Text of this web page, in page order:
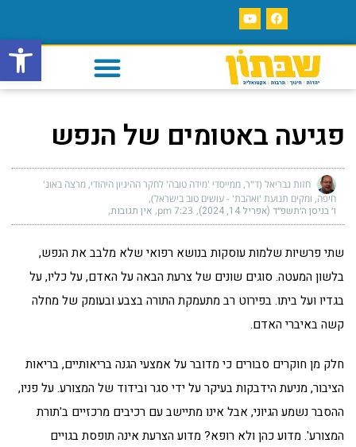
פתח
פגיעה באטומים של הנפש
חזות גבריאל (ד"ר, ממייסדי 'מידה טובה' לחקר ההיגיון היהודי, מרצה באונ'
חיפה, ומקים תנועת 'ואהבת' - עושים טוב בישראל)
ו׳ בניסן ה׳תשפ״ד (אפריל 14, 2024) 7:23 pm אין תגובות
שתי פרשיות שלמות עוסקות בנושא רפואי שלא מלבב את הנפש,
בלשון המעטה. סוגים שונים של צרעת הבאה על האדם, על כליו, על
בגדיו ועל ביתו. בפירוט רב מתעמקת התורה בצבע ובעומק של מחלה
קשה באיברי האדם.
חלק מן חוקרים סבורים כי מדובר על אמצעי הגנה בריאותיים, בריאות
הציבור, מניעת הידבקות בעיקר על ידי סגר ובידוד של המצורע. על פניו,
ההסבר נשמע הגיוני, אבל אינו מתיישב עם רכיבים מרכזיים ב'תורת
המצורע'. מדוע כהן ולא רופא? מדוע הצרעת אינה תופסת בגויים